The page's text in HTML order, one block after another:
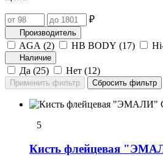
₽
Производитель
AGA (2) HB BODY (17)
Наличие
Да (25) Нет (12)
5
Кисть флейцевая